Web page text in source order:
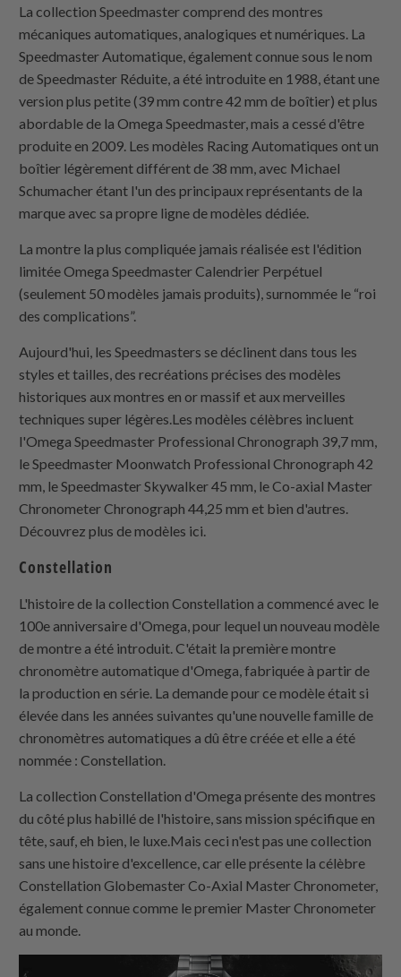
La collection Speedmaster comprend des montres
mécaniques automatiques, analogiques et numériques. La
Speedmaster Automatique, également connue sous le nom
de Speedmaster Réduite, a été introduite en 1988, étant une
version plus petite (39 mm contre 42 mm de boîtier) et plus
abordable de la Omega Speedmaster, mais a cessé d'être
produite en 2009. Les modèles Racing Automatiques ont un
boîtier légèrement différent de 38 mm, avec Michael
Schumacher étant l'un des principaux représentants de la
marque avec sa propre ligne de modèles dédiée.
La montre la plus compliquée jamais réalisée est l'édition
limitée Omega Speedmaster Calendrier Perpétuel
(seulement 50 modèles jamais produits), surnommée le “roi
des complications”.
Aujourd'hui, les Speedmasters se déclinent dans tous les
styles et tailles, des recréations précises des modèles
historiques aux montres en or massif et aux merveilles
techniques super légères.Les modèles célèbres incluent
l'Omega Speedmaster Professional Chronograph 39,7 mm,
le Speedmaster Moonwatch Professional Chronograph 42
mm, le Speedmaster Skywalker 45 mm, le Co-axial Master
Chronometer Chronograph 44,25 mm et bien d'autres.
Découvrez plus de modèles ici.
Constellation
L'histoire de la collection Constellation a commencé avec le
100e anniversaire d'Omega, pour lequel un nouveau modèle
de montre a été introduit. C'était la première montre
chronomètre automatique d'Omega, fabriquée à partir de
la production en série. La demande pour ce modèle était si
élevée dans les années suivantes qu'une nouvelle famille de
chronomètres automatiques a dû être créée et elle a été
nommée : Constellation.
La collection Constellation d'Omega présente des montres
du côté plus habillé de l'histoire, sans mission spécifique en
tête, sauf, eh bien, le luxe.Mais ceci n'est pas une collection
sans une histoire d'excellence, car elle présente la célèbre
Constellation Globemaster Co-Axial Master Chronometer,
également connue comme le premier Master Chronometer
au monde.